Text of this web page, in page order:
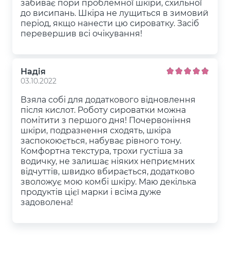
до висипань. Шкіра не лущиться в зимовий
період, якщо нанести цю сироватку. Засіб
перевершив всі очікування!
Надія
03.10.2022
Взяла собі для додаткового відновлення
після кислот. Роботу сироватки можна
помітити з першого дня! Почервоніння
шкіри, подразнення сходять, шкіра
заспокоюється, набуває рівного тону.
Комфортна текстура, трохи густіша за
водичку, не залишає ніяких неприємних
відчуттів, швидко вбирається, додатково
зволожує мою комбі шкіру. Маю декілька
продуктів цієї марки і всіма дуже
задоволена!